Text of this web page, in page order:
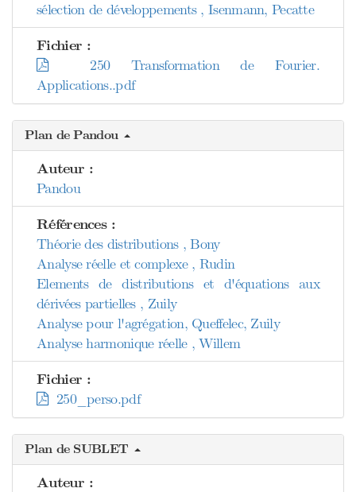
sélection de développements , Isenmann, Pecatte
Fichier :
250 Transformation de Fourier.
Applications..pdf
Plan de Pandou
Auteur :
Pandou
Références :
Théorie des distributions , Bony
Analyse réelle et complexe , Rudin
Elements de distributions et d'équations aux
dérivées partielles , Zuily
Analyse pour l'agrégation, Queffelec, Zuily
Analyse harmonique réelle , Willem
Fichier :
250_perso.pdf
Plan de SUBLET
Auteur :